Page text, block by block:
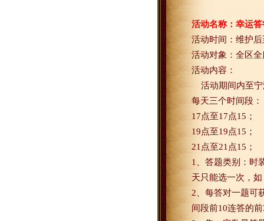
活动名称：幸运答
活动时间：维护后
活动对象：全区全
活动内容：
活动期间内至
每天三个时间段：
17点至17点15 ；
19点至19点15 ；
21 点至21 点15 ；
1
、答题类别：
天只能选一次，
2 、每答对一题可
间段前10连答的前